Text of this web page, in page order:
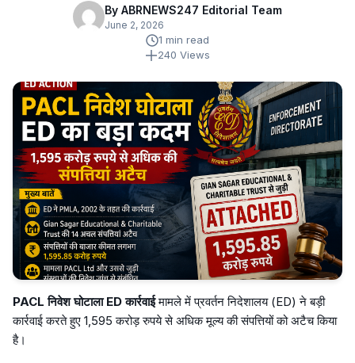
By ABRNEWS247 Editorial Team
June 2, 2026
1 min read
240 Views
PACL निवेश घोटाला ED कार्रवाईमामले में प्रवर्तन निदेशालय (ED) ने बड़ी
कार्रवाई करते हुए 1,595 करोड़ रुपये से अधिक मूल्य की संपत्तियों को अटैच किया
है।